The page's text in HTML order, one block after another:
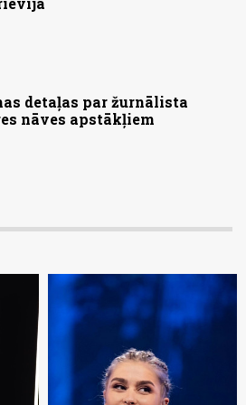
detaļas par žurnālista
nāves apstākļiem